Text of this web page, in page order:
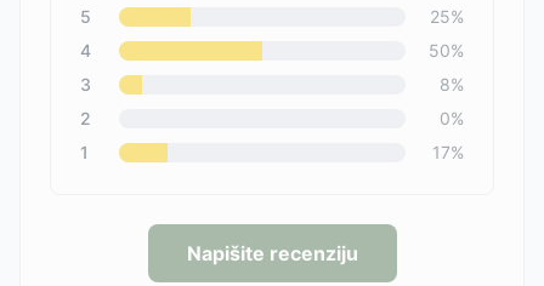
5 25%
4
50%
3
8%
2
0%
1
17%
Napišite recenziju